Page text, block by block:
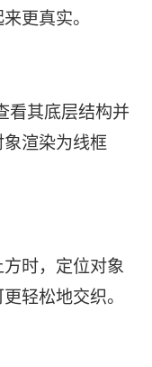
更真实。
看其底层结构并
渲染为线框
时，定位对象
轻松地交织。